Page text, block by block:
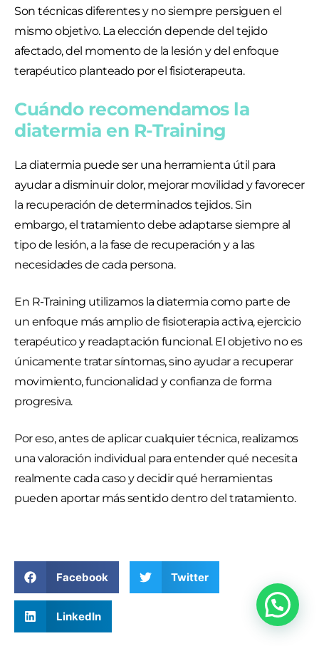
Son técnicas diferentes y no siempre persiguen el
mismo objetivo. La elección depende del tejido
afectado, del momento de la lesión y del enfoque
terapéutico planteado por el fisioterapeuta.
Cuándo recomendamos la
diatermia en R-Training
La diatermia puede ser una herramienta útil para
ayudar a disminuir dolor, mejorar movilidad y favorecer
la recuperación de determinados tejidos. Sin
embargo, el tratamiento debe adaptarse siempre al
tipo de lesión, a la fase de recuperación y a las
necesidades de cada persona.
En R-Training utilizamos la diatermia como parte de
un enfoque más amplio de fisioterapia activa, ejercicio
terapéutico y readaptación funcional. El objetivo no es
únicamente tratar síntomas, sino ayudar a recuperar
movimiento, funcionalidad y confianza de forma
progresiva.
Por eso, antes de aplicar cualquier técnica, realizamos
una valoración individual para entender qué necesita
realmente cada caso y decidir qué herramientas
pueden aportar más sentido dentro del tratamiento.
Facebook Twitter
LinkedIn